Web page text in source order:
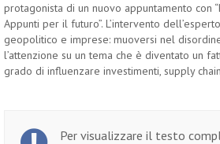
protagonista di un nuovo appuntamento con
Appunti per il futuro”. L’intervento
geopolitico e imprese: muoversi nel
l’attenzione su un tema che è diventato un
grado di influenzare investimenti, supply
Per visualizzare il testo